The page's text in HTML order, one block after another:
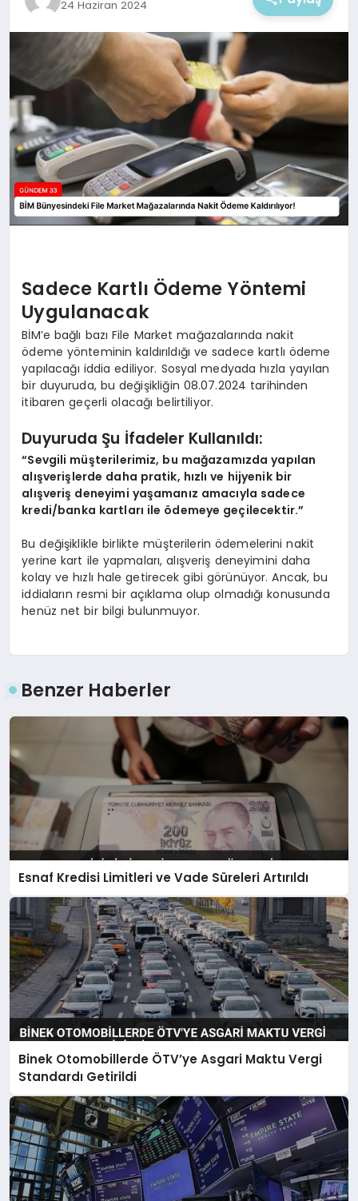
24 Haziran 2024
Sadece Kartlı Ödeme Yöntemi
Uygulanacak
BİM’e bağlı bazı File Market mağazalarında nakit
ödeme yönteminin kaldırıldığı ve sadece kartlı ödeme
yapılacağı iddia ediliyor. Sosyal medyada hızla yayılan
bir duyuruda, bu değişikliğin 08.07.2024 tarihinden
itibaren geçerli olacağı belirtiliyor.
Duyuruda Şu İfadeler Kullanıldı:
“Sevgili müşterilerimiz, bu mağazamızda yapılan
alışverişlerde daha pratik, hızlı ve hijyenik bir
alışveriş deneyimi yaşamanız amacıyla sadece
kredi/banka kartları ile ödemeye geçilecektir.”
Bu değişiklikle birlikte müşterilerin ödemelerini nakit
yerine kart ile yapmaları, alışveriş deneyimini daha
kolay ve hızlı hale getirecek gibi görünüyor. Ancak, bu
iddiaların resmi bir açıklama olup olmadığı konusunda
henüz net bir bilgi bulunmuyor.
Benzer Haberler
Esnaf Kredisi Limitleri ve Vade Süreleri Artırıldı
Binek Otomobillerde ÖTV’ye Asgari Maktu Vergi
Standardı Getirildi